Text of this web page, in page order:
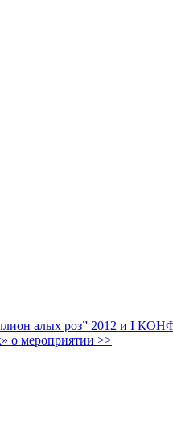
алых роз” 2012 и I
о мероприятии >>